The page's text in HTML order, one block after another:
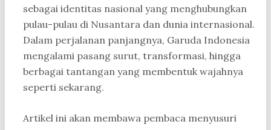
sebagai identitas nasional yang menghubungkan
pulau-pulau di Nusantara dan dunia internasional.
Dalam perjalanan panjangnya, Garuda Indonesia
mengalami pasang surut, transformasi, hingga
berbagai tantangan yang membentuk wajahnya
seperti sekarang.
Artikel ini akan membawa pembaca menyusuri